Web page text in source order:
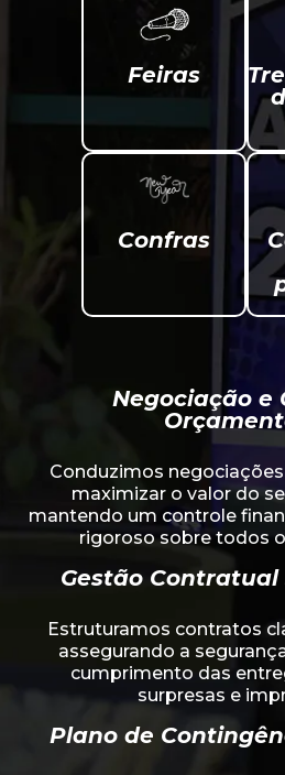
Feiras
Confras
Negociação e
Conduzimos
maximizar o valor do
mantendo um controle
rigoroso sobre todos
Gestão
Estruturamos contratos
assegurando a
cumprimento das
surpresas e
Plano de